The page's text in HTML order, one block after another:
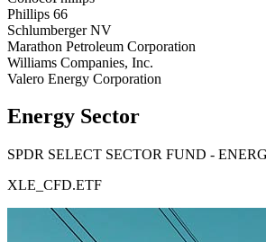
Phillips 66
Schlumberger NV
Marathon Petroleum Corporation
Williams Companies, Inc.
Valero Energy Corporation
Energy Sector
SPDR SELECT SECTOR FUND -
XLE_CFD.ETF